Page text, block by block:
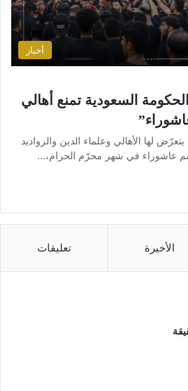
أخبار
السعودية تمنع أهالي
لها الأهالي وعلماء الدين والرواديد
عاشوراء في شهر محرّم الحرام،…
الأخيرة تعليقات